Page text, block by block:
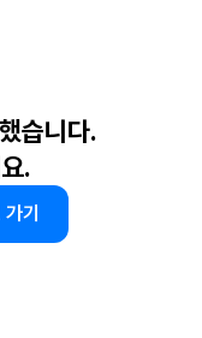
습니다.
.
기